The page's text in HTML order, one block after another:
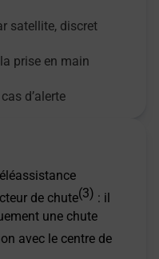
satellite, discret
prise en main
d’alerte
de chute(3) : il
une chute
avec le centre de